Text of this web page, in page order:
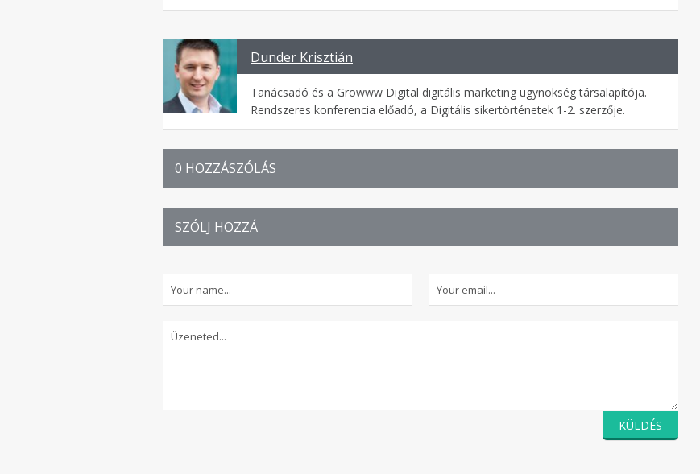
Dunder Krisztián
Tanácsadó és a Growww Digital digitális marketing ügynökség társalapítója.
Rendszeres konferencia előadó, a Digitális sikertörténetek 1-2. szerzője.
0 HOZZÁSZÓLÁS
SZÓLJ HOZZÁ